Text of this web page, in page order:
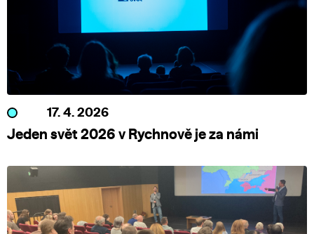
17. 4. 2026
Jeden svět 2026 v Rychnově je za námi